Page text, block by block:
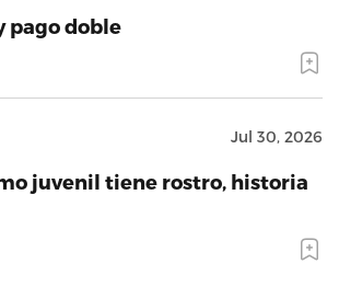
pago doble
Jul 30, 2026
juvenil tiene rostro, historia